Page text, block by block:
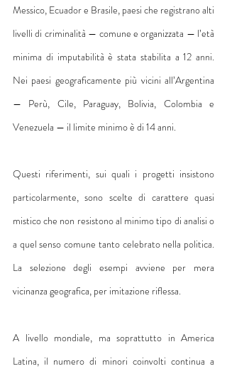
Messico, Ecuador e Brasile, paesi che registrano alti
livelli di criminalità — comune e organizzata — l’età
minima di imputabilità è stata stabilita a 12 anni.
Nei paesi geograficamente più vicini all’Argentina
— Perù, Cile, Paraguay, Bolivia, Colombia e
Venezuela — il limite minimo è di 14 anni.
Questi riferimenti, sui quali i progetti insistono
particolarmente, sono scelte di carattere quasi
mistico che non resistono al minimo tipo di analisi o
a quel senso comune tanto celebrato nella politica.
La selezione degli esempi avviene per mera
vicinanza geografica, per imitazione riflessa.
A livello mondiale, ma soprattutto in America
Latina, il numero di minori coinvolti continua a